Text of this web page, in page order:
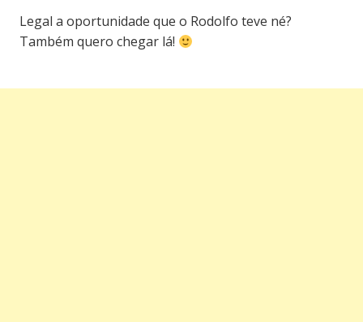
Legal a oportunidade que o Rodolfo teve né?
Também quero chegar lá!